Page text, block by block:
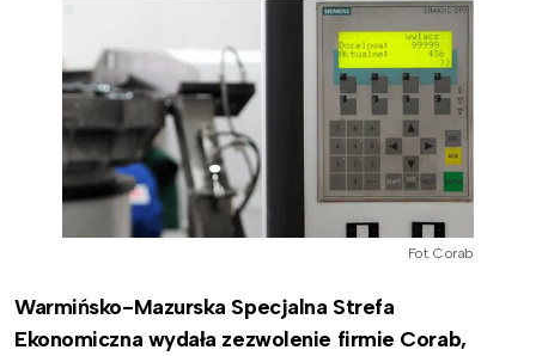
Fot. Corab
Warmińsko-Mazurska Specjalna Strefa
Ekonomiczna wydała zezwolenie firmie Corab,